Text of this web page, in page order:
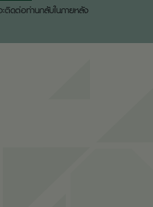
ติดต่อท่านกลับในภายหลัง